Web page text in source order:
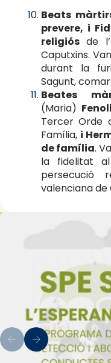
Beats
prevere, i
religiós de
Caputxins.
durant la
Sagunt,
Beates
(Maria)
Tercer Orde
Família, i
de família.
la fidelitat
persecució
valenciana de